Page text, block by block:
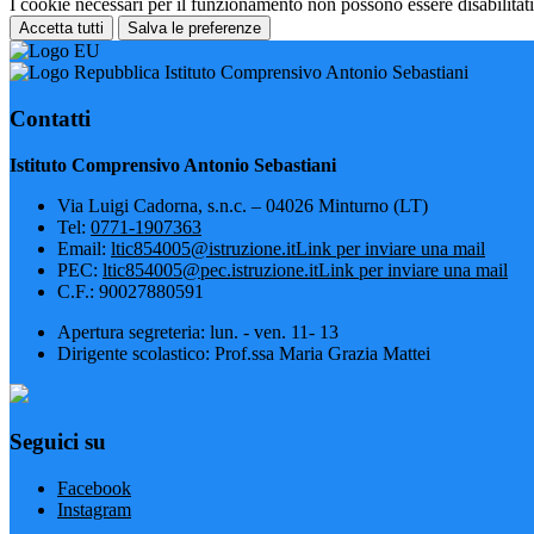
I cookie necessari per il funzionamento non possono essere
Accetta tutti Salva le preferenze
Istituto Comprensivo Antonio Sebastiani
Contatti
Istituto Comprensivo Antonio Sebastiani
Via Luigi Cadorna, s.n.c. – 04026 Minturno (LT)
Tel: 0771-1907363
Email: ltic854005@istruzione.itLink per inviare una mail
PEC: ltic854005@pec.istruzione.itLink per inviare una mail
C.F.: 90027880591
Apertura segreteria: lun. - ven. 11- 13
Dirigente scolastico: Prof.ssa Maria Grazia Mattei
Seguici su
Facebook
Instagram